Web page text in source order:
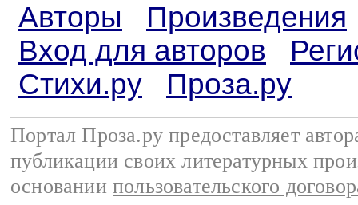
Авторы
Произведения
Вход для авторов
Стихи.ру
Проза.ру
Портал Проза.ру предоставляет
публикации своих литературных
основании пользовательского